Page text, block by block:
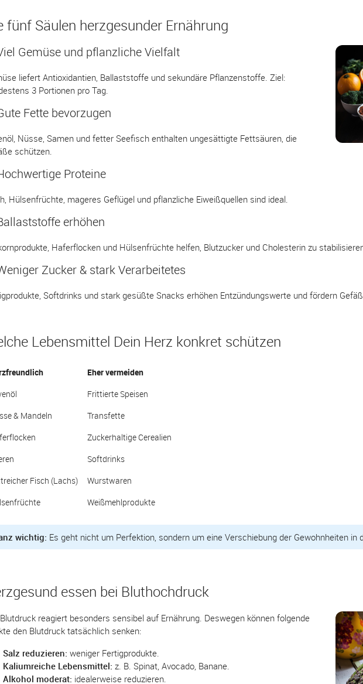
fünf Säulen herzgesunder Ernährung
Gemüse und pflanzliche Vielfalt
liefert Antioxidantien, Ballaststoffe und sekundäre Pflanzenstoffe. Ziel:
3 Portionen pro Tag.
Fette bevorzugen
Nüsse, Samen und fetter Seefisch enthalten ungesättigte Fettsäuren, die
schützen.
Proteine
Hülsenfrüchte, mageres Geflügel und pflanzliche Eiweißquellen sind ideal.
erhöhen
Haferflocken und Hülsenfrüchte helfen, Blutzucker und Cholesterin zu
Zucker & stark Verarbeitetes
Softdrinks und stark gesüßte Snacks erhöhen Entzündungswerte und fördern
Lebensmittel Dein Herz konkret schützen
Eher vermeiden
Frittierte Speisen
& Mandeln
Transfette
Zuckerhaltige Cerealien
Softdrinks
Fisch (Lachs)
Wurstwaren
Weißmehlprodukte
wichtig: Es geht nicht um Perfektion, sondern um eine Verschiebung der Gewohnheiten in
essen bei Bluthochdruck
reagiert besonders sensibel auf Ernährung. Deswegen können folgende
den Blutdruck tatsächlich senken:
Salz reduzieren: weniger Fertigprodukte.
Kaliumreiche Lebensmittel: z. B. Spinat, Avocado, Banane.
Alkohol moderat: idealerweise reduzieren.